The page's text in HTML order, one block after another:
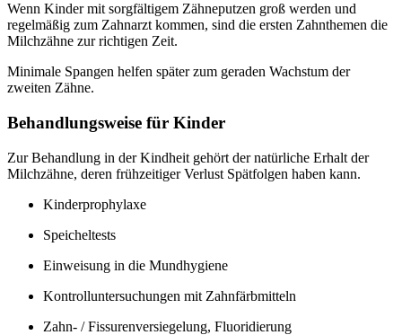
Wenn Kinder mit sorgfältigem Zähneputzen groß werden und
regelmäßig zum Zahnarzt kommen, sind die ersten Zahnthemen die
Milchzähne zur richtigen Zeit.
Minimale Spangen helfen später zum geraden Wachstum der
zweiten Zähne.
Behandlungsweise für Kinder
Zur Behandlung in der Kindheit gehört der natürliche Erhalt der
Milchzähne, deren frühzeitiger Verlust Spätfolgen haben kann.
Kinderprophylaxe
Speicheltests
Einweisung in die Mundhygiene
Kontrolluntersuchungen mit Zahnfärbmitteln
Zahn- / Fissurenversiegelung, Fluoridierung